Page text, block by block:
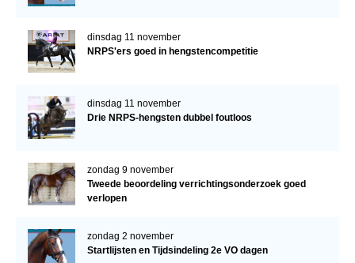
dinsdag 11 november
NRPS'ers goed in hengstencompetitie
dinsdag 11 november
Drie NRPS-hengsten dubbel foutloos
zondag 9 november
Tweede beoordeling verrichtingsonderzoek goed
verlopen
zondag 2 november
Startlijsten en Tijdsindeling 2e VO dagen